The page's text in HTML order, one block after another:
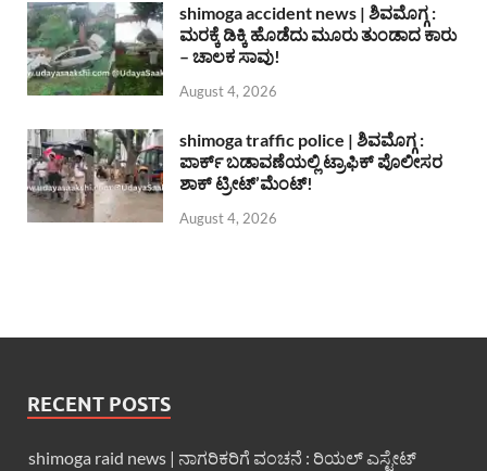
shimoga accident news | ಶಿವಮೊಗ್ಗ :
ಮರಕ್ಕೆ ಡಿಕ್ಕಿ ಹೊಡೆದು ಮೂರು ತುಂಡಾದ ಕಾರು
– ಚಾಲಕ ಸಾವು!
August 4, 2026
shimoga traffic police | ಶಿವಮೊಗ್ಗ :
ಪಾರ್ಕ್ ಬಡಾವಣೆಯಲ್ಲಿ ಟ್ರಾಫಿಕ್ ಪೊಲೀಸರ
ಶಾಕ್ ಟ್ರೀಟ್’ಮೆಂಟ್!
August 4, 2026
RECENT POSTS
shimoga raid news | ನಾಗರಿಕರಿಗೆ ವಂಚನೆ : ರಿಯಲ್ ಎಸ್ಟೇಟ್